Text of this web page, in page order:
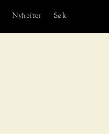
Nyheiter Søk